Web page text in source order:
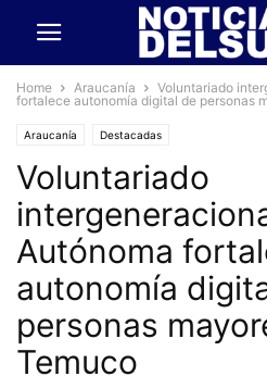
Home Araucanía
Voluntariado
fortalece autonomía digital de personas
Araucanía Destacadas
Voluntariado
Autónoma
autonomía
personas
Temuco